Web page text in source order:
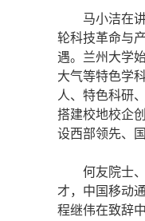
马小洁在讲
轮科技革命与
遇。兰州大学
大气等特色学
人、特色科研
搭建校地校企
设西部领先、
何友院士、
才，中国移动
程继伟在致辞